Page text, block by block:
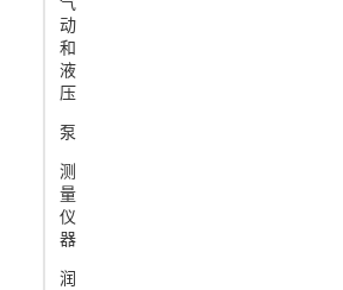
动
和
液
压
泵
测
量
仪
器
润